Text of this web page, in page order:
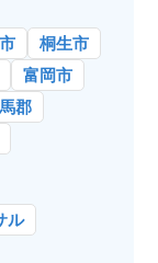
す。使用す
章入力も必要
に活かしな
ができま
は350万円〜
ます。通勤
す。さらに、
れており、
5〜6日の勤
年末年始と
桐生市
富岡市
郡
ル